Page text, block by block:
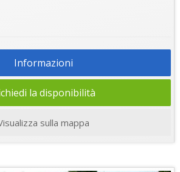
Informazioni
la disponibilità
sulla mappa